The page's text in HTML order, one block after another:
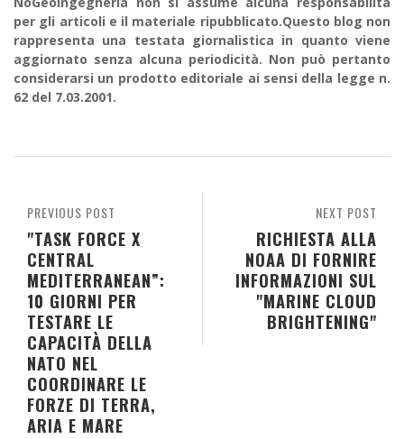
per gli articoli e il materiale ripubblicato.Questo blog non
rappresenta una testata giornalistica in quanto viene
aggiornato senza alcuna periodicità. Non può pertanto
considerarsi un prodotto editoriale ai sensi della legge n.
62 del 7.03.2001.
NEXT POST
RICHIESTA ALLA
NOAA DI FORNIRE
INFORMAZIONI SUL
"MARINE CLOUD
BRIGHTENING"
PREVIOUS POST
"TASK FORCE X
CENTRAL
MEDITERRANEAN”:
10 GIORNI PER
TESTARE LE
CAPACITÀ DELLA
NATO NEL
COORDINARE LE
FORZE DI TERRA,
ARIA E MARE